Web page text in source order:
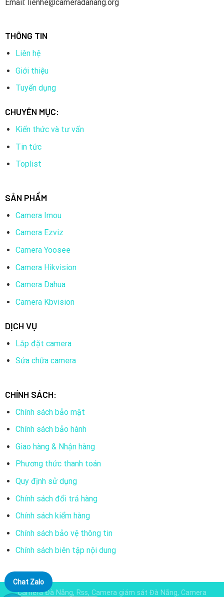
Email: lienhe@cameradanang.org
THÔNG TIN
Liên hệ
Giới thiệu
Tuyển dụng
CHUYÊN MỤC:
Kiến thức và tư vấn
Tin tức
Toplist
SẢN PHẨM
Camera Imou
Camera Ezviz
Camera Yoosee
Camera Hikvision
Camera Dahua
Camera Kbvision
DỊCH VỤ
Lắp đặt camera
Sửa chữa camera
CHÍNH SÁCH:
Chính sách bảo mật
Chính sách bảo hành
Giao hàng & Nhận hàng
Phương thức thanh toán
Quy định sử dụng
Chính sách đổi trả hàng
Chính sách kiểm hàng
Chính sách bảo vệ thông tin
Chính sách biên tập nội dung
Camera Đà Nẵng, Rss, Camera giám sát Đà Nẵng, Camera
Chat Zalo